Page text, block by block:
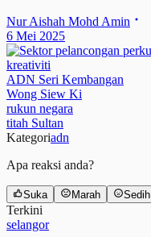
Nur Aishah Mohd Amin
6 Mei 2025
ADN Seri Kembangan
Wong Siew Ki
rukun negara
titah Sultan
Kategoriadn
Apa reaksi anda?
Suka Marah Sedih
Terkini
selangor